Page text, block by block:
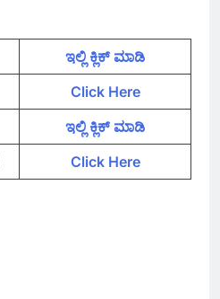
ಇಲ್ಲಿ ಕ್ಲಿಕ್‌ ಮಾಡಿ
Click Here
ಇಲ್ಲಿ ಕ್ಲಿಕ್‌ ಮಾಡಿ
Click Here